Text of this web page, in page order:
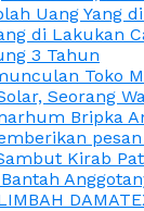
Uang Yang
di Lakukan
3 Tahun
Toko
Seorang
Bripka
Kirab